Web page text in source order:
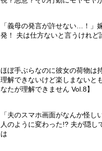
「義母の発言が許せない…！」
発！ 夫は仕方ないと言うけれど
ほぼ手ぶらなのに彼女の荷物は
理解できないけど楽しまないと
なたが理解できません Vol.8】
「夫のスマホ画面がなんか怪
人のように変わった!? 夫が隠し
は